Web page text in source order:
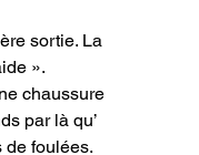
sortie. La
».
chaussure
par là qu’
de foulées.